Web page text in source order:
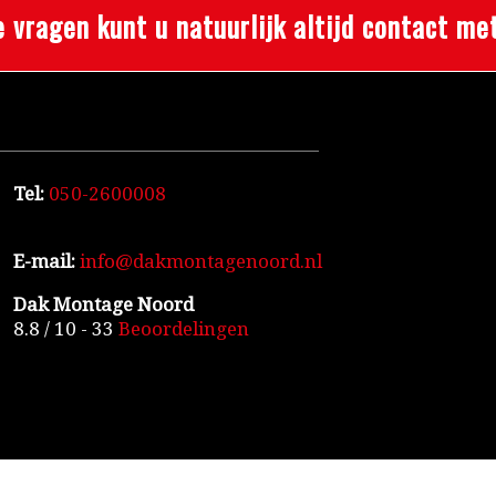
vragen kunt u natuurlijk altijd contact
Tel: 050-2600008
E-mail: info@dakmontagenoord.nl
Dak Montage Noord
8.8 / 10 - 33 Beoordelingen